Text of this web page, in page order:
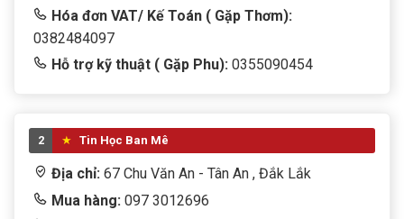
Hóa đơn VAT/ Kế Toán ( Gặp Thơm):
0382484097
Hỗ trợ kỹ thuật ( Gặp Phu): 0355090454
2 Tin Học Ban Mê
Địa chỉ: 67 Chu Văn An - Tân An , Đắk Lắk
Mua hàng: 097 3012696